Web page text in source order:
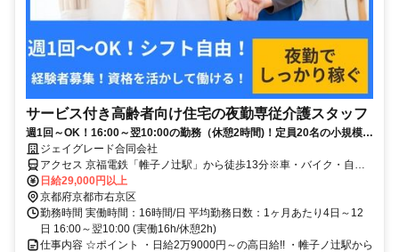
サービス付き高齢者向け住宅の夜勤専従介護スタッフ
週1回～OK！16:00～翌10:00の勤務（休憩2時間)！定員20名の小規模施
設で落ち着いて勤務できます！経験者募集(初任者研修以上)！
ジェイグレード合同会社
アクセス 京福電鉄「帷子ノ辻駅」から徒歩13分※車・バイク・自転
車通勤OK
日給29,000円以上
京都府京都市右京区
勤務時間 実働時間：16時間/日 平均勤務日数：1ヶ月あたり4日～12
日 16:00～翌10:00 (実働16h/休憩2h)
仕事内容 ☆ポイント ・日給2万9000円～の高日給!! ・帷子ノ辻駅から